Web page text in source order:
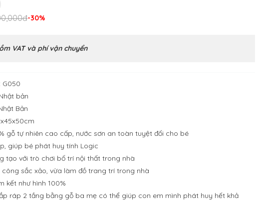
-30%
VAT và phí vận chuyển
G050
bản
Bản
gỗ tự nhiên cao cấp, nước sơn an toàn tuyệt đối cho bé
giúp bé phát huy tính Logic
tạo với trò chơi bố trí nội thất trong nhà
công sắc xảo, vừa làm đồ trang trí trong nhà
kết như hình 100%
ráp 2 tầng bằng gỗ ba mẹ có thể giúp con em mình phát huy hết khả